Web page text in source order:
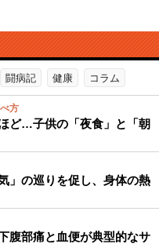
闘病記 健康 コラム
方
ど…子供の「夜食」と「朝
」の巡りを促し、身体の熱
腹部痛と血便が典型的なサ